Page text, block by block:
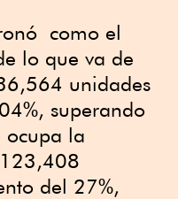
como el
lo que va de
unidades
superando
ocupa la
del 27%,